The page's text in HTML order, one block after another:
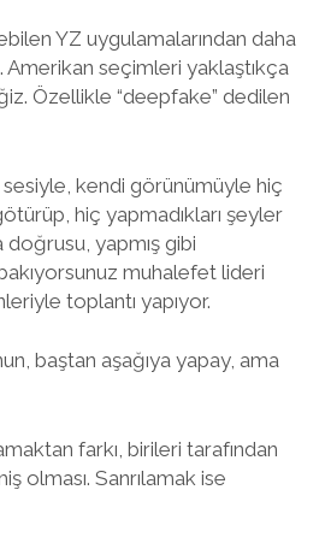
YZ uygulamalarından daha
seçimleri yaklaştıkça
Özellikle “deepfake” dedilen
sesiyle, kendi görünümüyle hiç
hiç yapmadıkları şeyler
doğrusu, yapmış gibi
muhalefet lideri
toplantı yapıyor.
baştan aşağıya yapay, ama
farkı, birileri tarafından
olması. Sanrılamak ise